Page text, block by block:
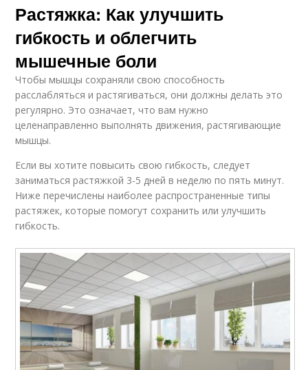
Растяжка: Как улучшить
гибкость и облегчить
мышечные боли
Чтобы мышцы сохраняли свою способность
расслабляться и растягиваться, они должны делать это
регулярно. Это означает, что вам нужно
целенаправленно выполнять движения, растягивающие
мышцы.
Если вы хотите повысить свою гибкость, следует
заниматься растяжкой 3-5 дней в неделю по пять минут.
Ниже перечислены наиболее распространенные типы
растяжек, которые помогут сохранить или улучшить
гибкость.